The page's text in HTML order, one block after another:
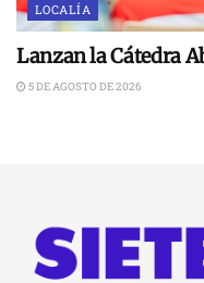
LOCALÍA
Lanzan la Cátedra
5 DE AGOSTO DE 2026